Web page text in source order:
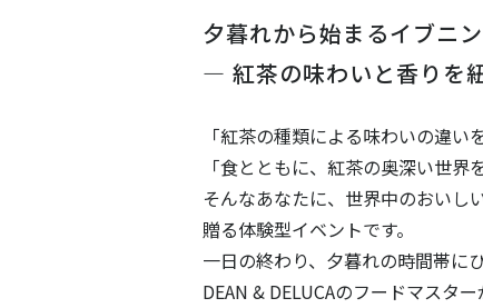
夕暮れから始まるイブニ
― 紅茶の味わいと香りを
「紅茶の種類による味わいの違い
「食とともに、紅茶の奥深い世界
そんなあなたに、世界中のおいし
贈る体験型イベントです。
一日の終わり、夕暮れの時間帯に
DEAN & DELUCAのフードマスタ